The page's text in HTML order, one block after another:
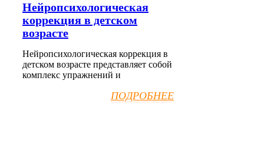
Нейропсихологическая
коррекция в детском
возрасте
Нейропсихологическая коррекция в
детском возрасте представляет собой
комплекс упражнений и
ПОДРОБНЕЕ